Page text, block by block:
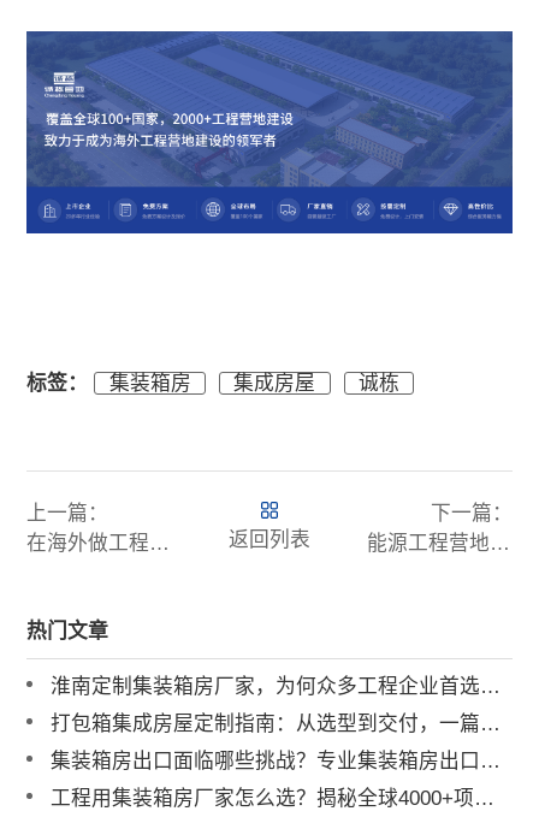
标签： 集装箱房 集成房屋 诚栋
上一篇：
在海外做工程营地都会遇到什么风险？
返回列表
下一篇：
能源工程营地项目的发展前景如何？
热门文章
淮南定制集装箱房厂家，为何众多工程企业首选诚栋营地？
打包箱集成房屋定制指南：从选型到交付，一篇讲透
集装箱房出口面临哪些挑战？专业集装箱房出口流程与解决方案全解析
工程用集装箱房厂家怎么选？揭秘全球4000+项目背后的实力品牌